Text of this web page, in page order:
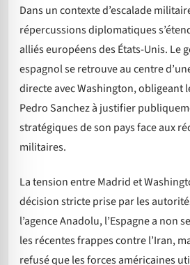
Dans un contexte d’escalade
répercussions diplomatiques
alliés européens des États-Unis. Le
espagnol se retrouve au centre
directe avec Washington, obligeant
Pedro Sanchez à justifier
stratégiques de son pays face aux
militaires.
La tension entre Madrid et
décision stricte prise par les
l’agence Anadolu, l’Espagne a non
les récentes frappes contre l’Iran,
refusé que les forces américaines